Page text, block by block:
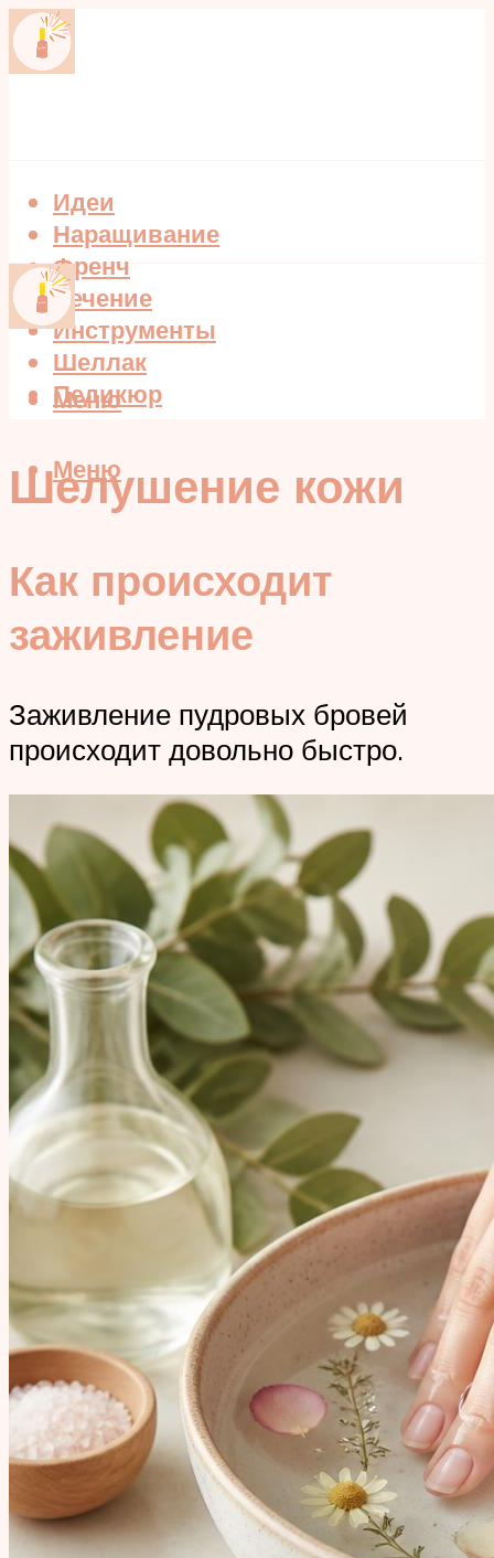
Идеи
Наращивание
Френч
Лечение
Инструменты
Шеллак
Педикюр
Меню
Меню
Шелушение кожи
Как происходит
заживление
Заживление пудровых бровей
происходит довольно быстро.